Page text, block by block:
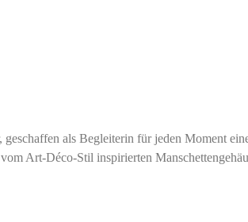
als Begleiterin für jeden Moment
Art-Déco-Stil inspirierten